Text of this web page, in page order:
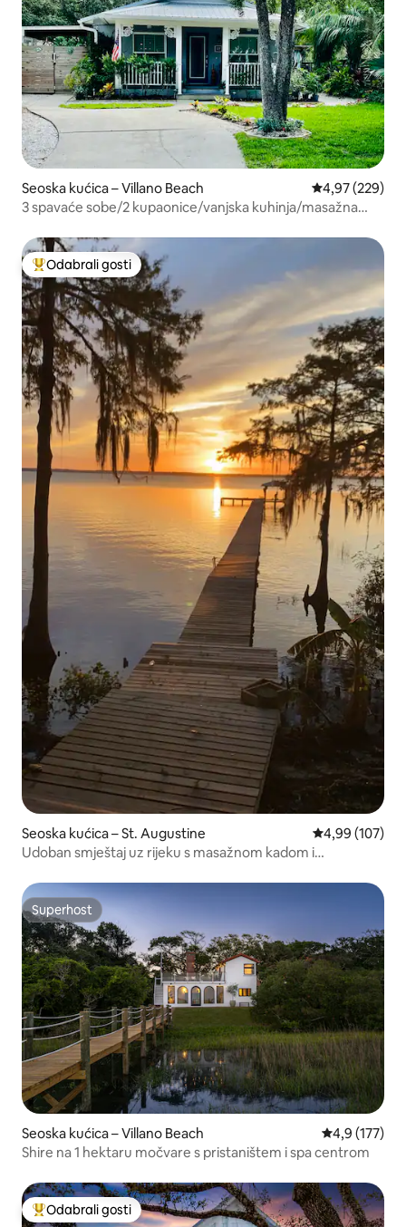
Seoska kućica – Villano Beach Prosječna
4,97 (229)
3 spavaće sobe/2 kupaonice/vanjska kuhinja/masažna
Među najviše rangiranima s oznakom „Odabrali gosti”
Odabrali gosti
Seoska kućica – St. Augustine Prosječna
4,99 (107)
Udoban smještaj uz rijeku s masažnom kadom i
Superhost
Superhost
Seoska kućica – Villano Beach Prosječna
4,9 (177)
Shire na 1 hektaru močvare s pristaništem i spa centrom
Među najviše rangiranima s oznakom „Odabrali gosti”
Odabrali gosti